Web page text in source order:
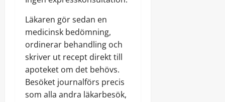
Läkaren gör sedan en
medicinsk bedömning,
ordinerar behandling och
skriver ut recept direkt till
apoteket om det behövs.
Besöket journalförs precis
som alla andra läkarbesök,